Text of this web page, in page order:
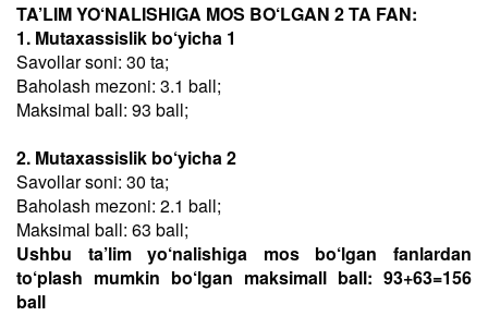
TA’LIM YO‘NALISHIGA MOS BO‘LGAN 2 TA FAN:
1. Mutaxassislik bo‘yicha 1
Savollar soni: 30 ta;
Baholash mezoni: 3.1 ball;
Maksimal ball: 93 ball;
2. Mutaxassislik bo‘yicha 2
Savollar soni: 30 ta;
Baholash mezoni: 2.1 ball;
Maksimal ball: 63 ball;
Ushbu ta’lim yo‘nalishiga mos bo‘lgan fanlardan
to‘plash mumkin bo‘lgan maksimall ball: 93+63=156
ball